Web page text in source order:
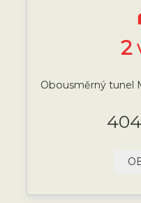
2
Obousměrný tunel